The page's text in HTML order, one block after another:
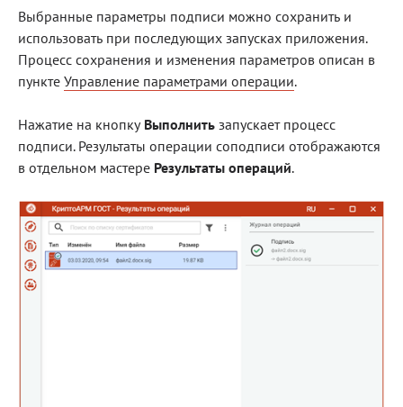
Выбранные параметры подписи можно сохранить и
использовать при последующих запусках приложения.
Процесс сохранения и изменения параметров описан в
пункте Управление параметрами операции.
Нажатие на кнопку Выполнить запускает процесс
подписи. Результаты операции соподписи отображаются
в отдельном мастере Результаты операций.